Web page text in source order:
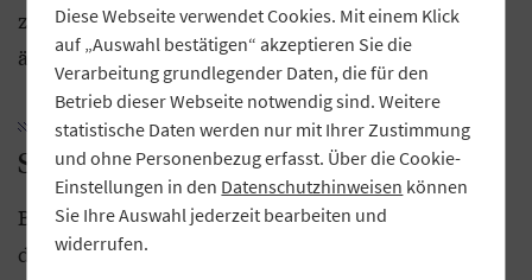
zulässig, bis sich die Verhältnisse wesentlich
ändern.
Strom laden zu Hause
Bei privaten Elektro- oder Hybridfahrzeugen stellt
die Erstattung der vom Arbeit­nehmer selbst
Diese Webseite verwendet Cookies. Mit einem Klick
auf „Auswahl bestätigen“ akzeptieren Sie die
Verarbeitung grundlegender Daten, die für den
Betrieb dieser Webseite notwendig sind. Weitere
statistische Daten werden nur mit Ihrer Zustimmung
und ohne Personenbezug erfasst. Über die Cookie-
Einstellungen in den Datenschutzhinweisen können
Sie Ihre Auswahl jederzeit bearbeiten und
widerrufen.